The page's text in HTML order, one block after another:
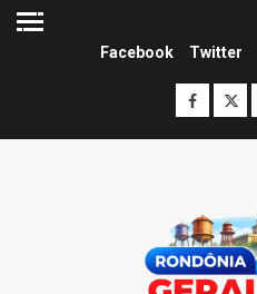
Facebook Twitter